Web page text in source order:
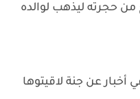
حجرته ليذهب لوالده
عن جنة لاقيتوها